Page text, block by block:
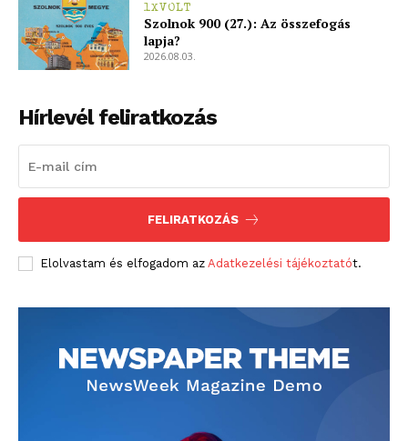
1XVOLT
Szolnok 900 (27.): Az összefogás
lapja?
2026.08.03.
Hírlevél feliratkozás
FELIRATKOZÁS
Elolvastam és elfogadom az Adatkezelési tájékoztatót.